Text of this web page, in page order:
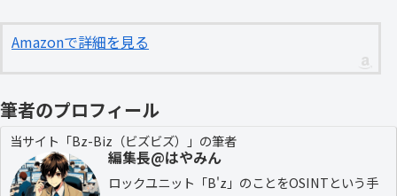
Amazonで詳細を見る
筆者のプロフィール
当サイト「Bz-Biz（ビズビズ）」の筆者
編集長@はやみん
ロックユニット「B'z」のことをOSINTという手